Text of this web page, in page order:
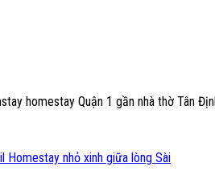
homestay Quận 1 gần nhà thờ Tân
Homestay nhỏ xinh giữa lòng Sài